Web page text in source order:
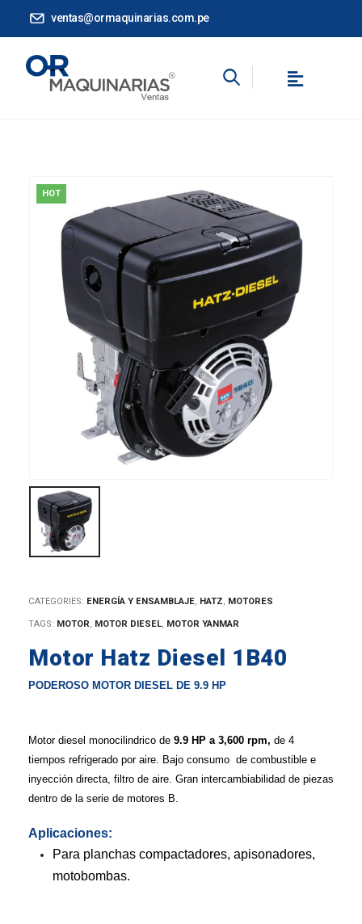
ventas@ormaquinarias.com.pe
HOT
CATEGORIES: ENERGÍA Y ENSAMBLAJE, HATZ, MOTORES
TAGS: MOTOR, MOTOR DIESEL, MOTOR YANMAR
Motor Hatz Diesel 1B40
PODEROSO MOTOR DIESEL DE 9.9 HP
Motor diesel monocilindrico de 9.9 HP a 3,600 rpm, de 4
tiempos refrigerado por aire. Bajo consumo de combustible e
inyección directa, filtro de aire. Gran intercambiabilidad de piezas
dentro de la serie de motores B.
Aplicaciones:
Para planchas compactadores, apisonadores,
motobombas.